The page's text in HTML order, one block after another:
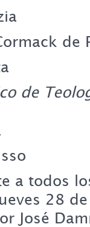
de
de
a todos
28
José